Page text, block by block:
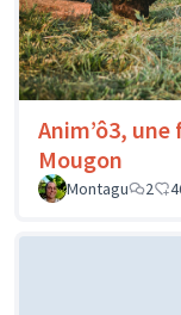
Anim’ô3,
Mougon
Montagu
2